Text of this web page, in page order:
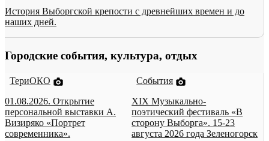
История Выборгской крепости с древнейших времен и до
наших дней.
Городские события, культура, отдых
ТериОКО
01.08.2026. Открытие
персональной выставки А.
Визиряко «Портрет
современника».
События
XIX Музыкально-
поэтический фестиваль «В
сторону Выборга». 15-23
августа 2026 года Зеленогорск